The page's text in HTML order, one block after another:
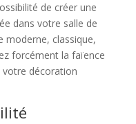
de créer une
dans votre salle de
moderne, classique,
forcément la faïence
décoration